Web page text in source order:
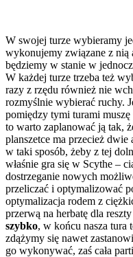
W swojej turze wybieramy
wykonujemy związane z
będziemy w stanie w
W każdej turze trzeba też
razy z rzędu również nie
rozmyślnie wybierać ruchy.
pomiędzy tymi turami
to warto zaplanować ją tak,
planszetce ma przecież
w taki sposób, żeby z tej
właśnie gra się w Scythe –
dostrzeganie nowych
przeliczać i optymalizować
optymalizacja rodem z
przerwą na herbatę dla
szybko, w końcu nasza tura
zdążymy się nawet
go wykonywać, zaś cała